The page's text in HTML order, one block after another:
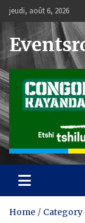
Skip
content
jeudi, août 6, 2026
Home Category